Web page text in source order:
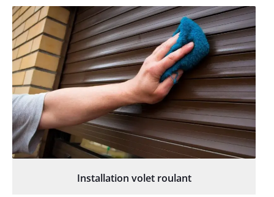
Installation volet roulant